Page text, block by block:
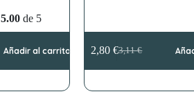
5.00de 5
Añadir al carrito 3,11€
El
precio
era:
2,80€El
precio
es: